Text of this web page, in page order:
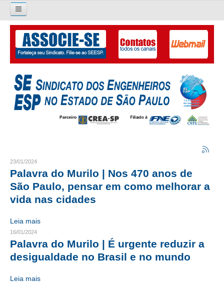
Pesquisar...
O SINDICATO
APRESENTAÇÃO
PALAVRA DO PRESIDENTE
LIVRO GESTÃO 2026-2029
GALERIA EX-PRESIDENTES
ORGANOGRAMA
CRESCE BRASIL
CONSELHO TECNOLÓGICO
HISTÓRICO E ATUAÇÃO
23/01/2024
Palavra do Murilo | Nos 470 anos de
São Paulo, pensar em como melhorar a
vida nas cidades
Leia mais
16/01/2024
Palavra do Murilo | É urgente reduzir a
desigualdade no Brasil e no mundo
Leia mais